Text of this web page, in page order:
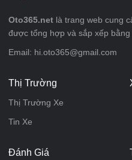
Oto365.net là trang web cung
được tổng hợp và sắp xếp
Email: hi.oto365@gmail.com
Thị Trường
Thị Trường Xe
Tin Xe
Đánh Giá